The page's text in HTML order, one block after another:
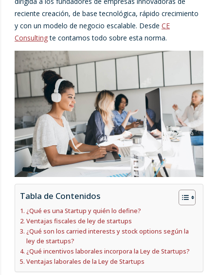
reciente creación, de base tecnológica, rápido crecimiento
y con un modelo de negocio escalable. Desde CE
Consultingte contamos todo sobre esta norma.
Tabla de Contenidos
¿Qué es una Startup y quién lo define?
Ventajas fiscales de ley de startups
¿Qué son los carried interests y stock options según la
ley de startups?
¿Qué incentivos laborales incorpora la Ley de Startups?
Ventajas laborales de la Ley de Startups